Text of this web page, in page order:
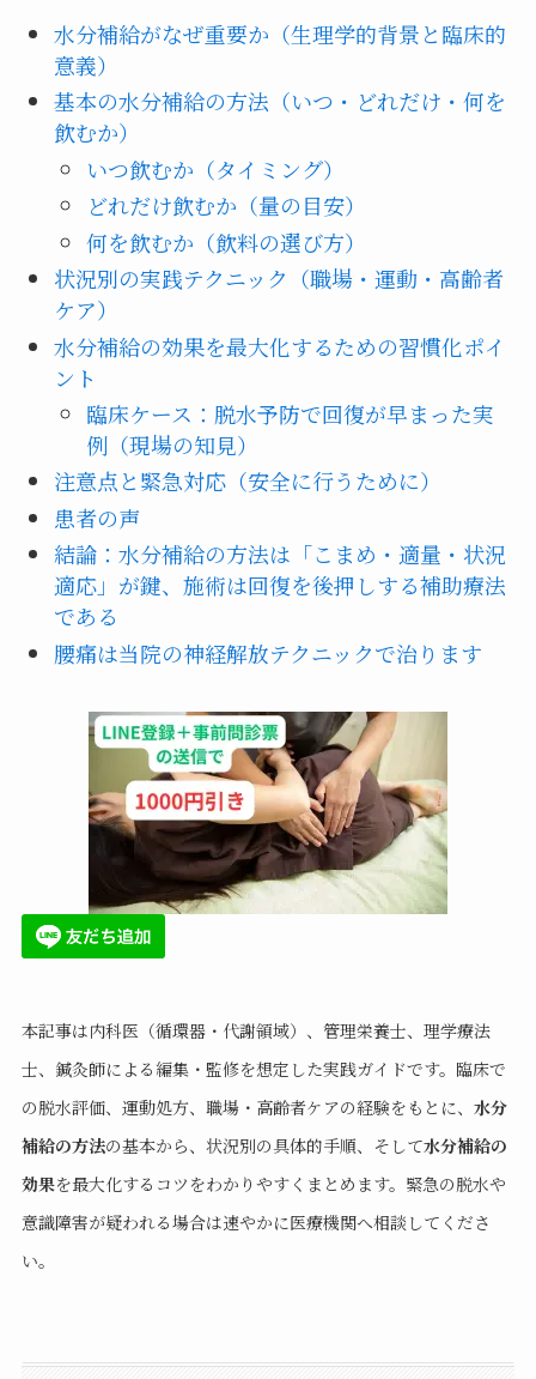
水分補給がなぜ重要か（生理学的背景と臨床的
意義）
基本の水分補給の方法（いつ・どれだけ・何を
飲むか）
いつ飲むか（タイミング）
どれだけ飲むか（量の目安）
何を飲むか（飲料の選び方）
状況別の実践テクニック（職場・運動・高齢者
ケア）
水分補給の効果を最大化するための習慣化ポイ
ント
臨床ケース：脱水予防で回復が早まった実
例（現場の知見）
注意点と緊急対応（安全に行うために）
患者の声
結論：水分補給の方法は「こまめ・適量・状況
適応」が鍵、施術は回復を後押しする補助療法
である
腰痛は当院の神経解放テクニックで治ります
本記事は内科医（循環器・代謝領域）、管理栄養士、理学療法
士、鍼灸師による編集・監修を想定した実践ガイドです。臨床で
の脱水評価、運動処方、職場・高齢者ケアの経験をもとに、 水分
補給の方法の基本から、状況別の具体的手順、そして水分補給の
効果を最大化するコツをわかりやすくまとめます。緊急の脱水や
意識障害が疑われる場合は速やかに医療機関へ相談してくださ
い。